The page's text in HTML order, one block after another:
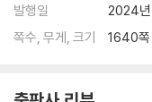
2 그런 순간 1
3 파 한 뿌리 1
발행일
2024
쪽수, 무게, 크기
1640